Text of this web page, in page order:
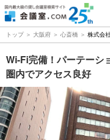
トップ 大阪府 心斎橋 株式会
Wi-Fi完備！パーテーシ
圏内でアクセス良好